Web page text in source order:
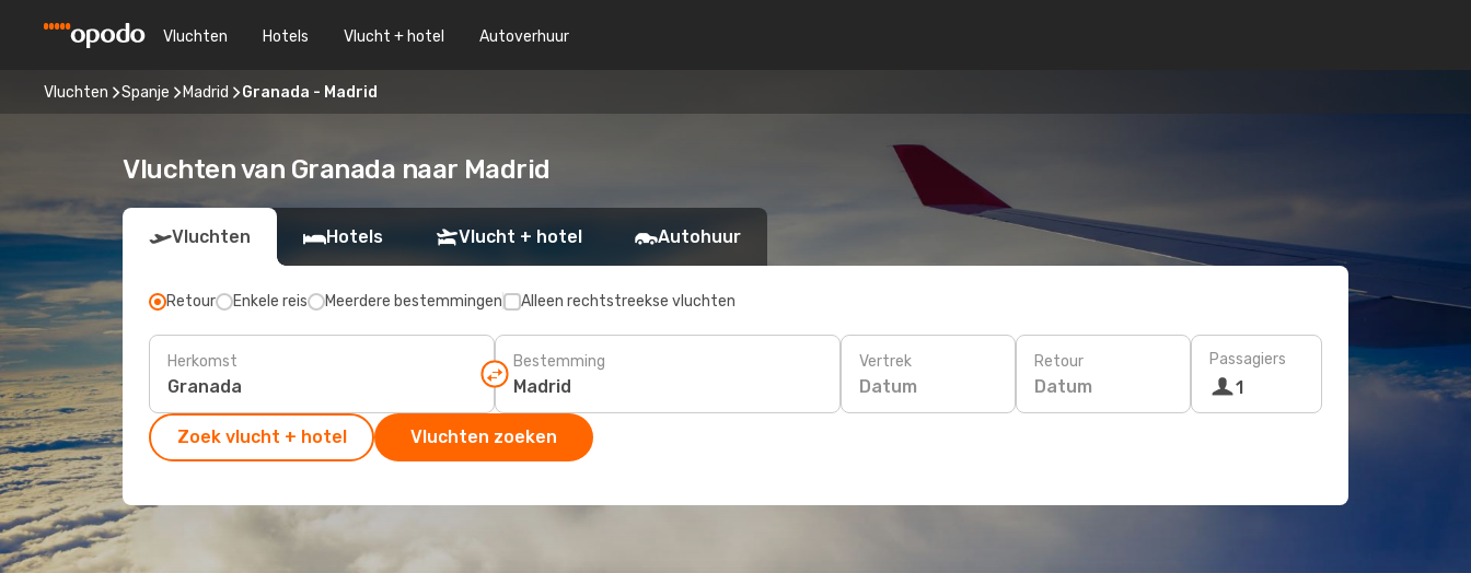
Vluchten Hotels Vlucht + hotel Autoverhuur
Vluchten Spanje Madrid Granada - Madrid
Vluchten van Granada naar Madrid
Vluchten Hotels Vlucht + hotel Autohuur
Retour Enkele reis Meerdere bestemmingen Alleen rechtstreekse vluchten
Herkomst Bestemming Vertrek
Datum
Retour
Datum
Passagiers
1
Zoek vlucht + hotel Vluchten zoeken